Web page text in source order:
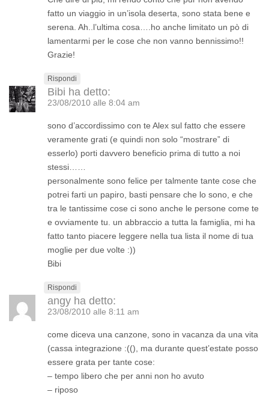
fatto un viaggio in un’isola deserta, sono stata bene e
serena. Ah..l’ultima cosa….ho anche limitato un pò di
lamentarmi per le cose che non vanno bennissimo!!
Grazie!
Rispondi
Bibi ha detto:
23/08/2010 alle 8:04 am
sono d’accordissimo con te Alex sul fatto che essere
veramente grati (e quindi non solo “mostrare” di
esserlo) porti davvero beneficio prima di tutto a noi
stessi……
personalmente sono felice per talmente tante cose che
potrei farti un papiro, basti pensare che lo sono, e che
tra le tantissime cose ci sono anche le persone come te
e ovviamente tu. un abbraccio a tutta la famiglia, mi ha
fatto tanto piacere leggere nella tua lista il nome di tua
moglie per due volte :))
Bibi
Rispondi
angy ha detto:
23/08/2010 alle 8:11 am
come diceva una canzone, sono in vacanza da una vita
(cassa integrazione :((), ma durante quest’estate posso
essere grata per tante cose:
– tempo libero che per anni non ho avuto
– riposo